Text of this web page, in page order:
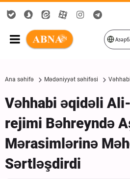
Ana səhifə Mədəniyyət səhifəsi
Vəhhabi əqidəli
rejimi Bəhreyndə
Mərasimlərinə
Sərtləşdirdi